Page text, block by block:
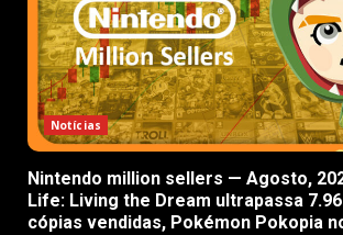
Notícias
Nintendo million sellers — Agosto,
Life: Living the Dream ultrapassa
cópias vendidas, Pokémon Pokopia